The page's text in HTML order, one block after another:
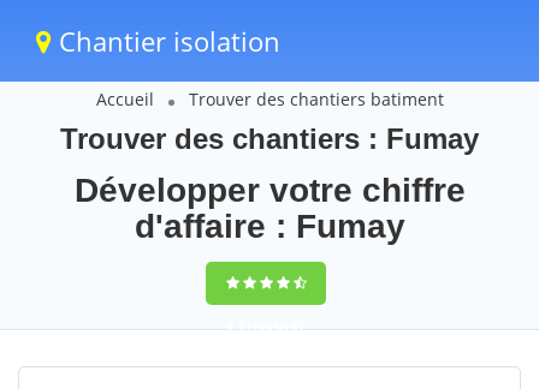
Chantier isolation
Accueil Trouver des chantiers batiment
Trouver des chantiers : Fumay
Développer votre chiffre
d'affaire : Fumay
9,5(100%)57
votes